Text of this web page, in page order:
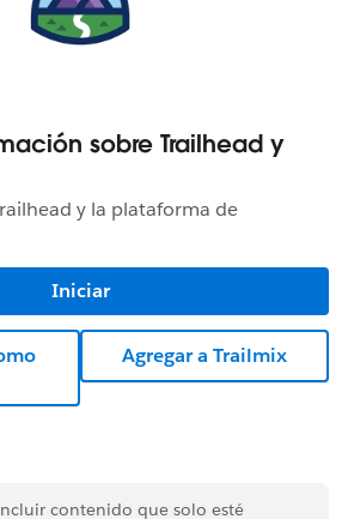
sobre Trailhead y
y la plataforma de
Iniciar
Agregar a Trailmix
contenido que solo esté